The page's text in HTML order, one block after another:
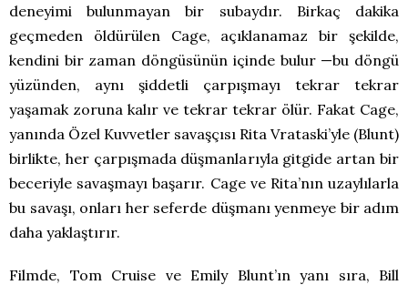
deneyimi bulunmayan bir subaydır. Birkaç dakika
geçmeden öldürülen Cage, açıklanamaz bir şekilde,
kendini bir zaman döngüsünün içinde bulur —bu döngü
yüzünden, aynı şiddetli çarpışmayı tekrar tekrar
yaşamak zoruna kalır ve tekrar tekrar ölür. Fakat Cage,
yanında Özel Kuvvetler savaşçısı Rita Vrataski’yle (Blunt)
birlikte, her çarpışmada düşmanlarıyla gitgide artan bir
beceriyle savaşmayı başarır. Cage ve Rita’nın uzaylılarla
bu savaşı, onları her seferde düşmanı yenmeye bir adım
daha yaklaştırır.
Filmde, Tom Cruise ve Emily Blunt’ın yanı sıra, Bill